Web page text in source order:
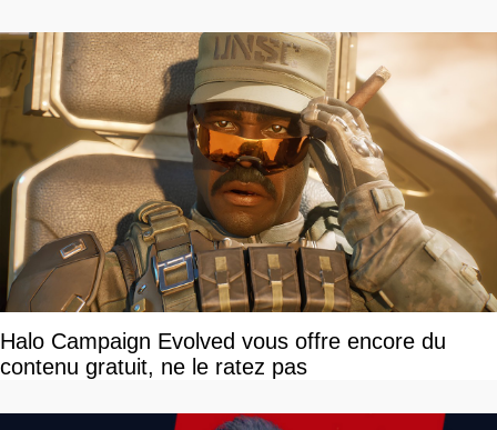
Halo Campaign Evolved vous offre encore du
contenu gratuit, ne le ratez pas